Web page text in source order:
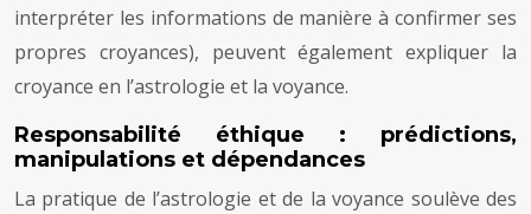
interpréter les informations de manière à confirmer ses
propres croyances), peuvent également expliquer la
croyance en l’astrologie et la voyance.
Responsabilité éthique : prédictions,
manipulations et dépendances
La pratique de l’astrologie et de la voyance soulève des